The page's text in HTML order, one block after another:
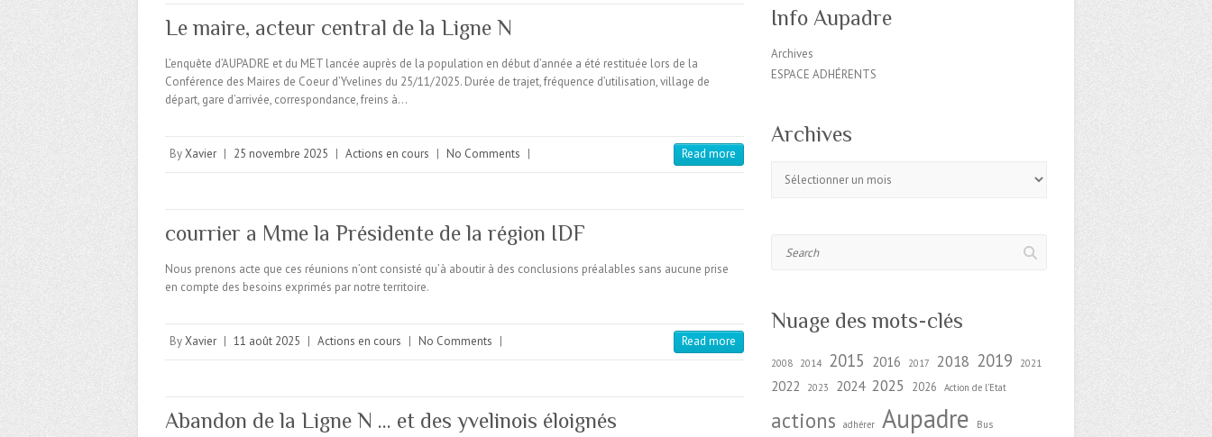
Le maire, acteur central de la Ligne N
L’enquête d’AUPADRE et du MET lancée auprès de la population en début d’année a été restituée lors de la
Conférence des Maires de Coeur d’Yvelines du 25/11/2025. Durée de trajet, fréquence d’utilisation, village de
départ, gare d’arrivée, correspondance, freins à…
ByXavier | 25 novembre 2025 | Actions en cours | No Comments | Read more
courrier a Mme la Présidente de la région IDF
Nous prenons acte que ces réunions n’ont consisté qu’à aboutir à des conclusions préalables sans aucune prise
en compte des besoins exprimés par notre territoire.
ByXavier | 11 août 2025 | Actions en cours | No Comments | Read more
Abandon de la Ligne N … et des yvelinois éloignés
Info Aupadre
Archives
ESPACE ADHÉRENTS
Archives
Nuage des mots-clés
2008 2014 2015 2016 2017 2018 2019 2021
2022 2023 2024 2025 2026 Action de l'Etat
actions adhérer Aupadre
Bus